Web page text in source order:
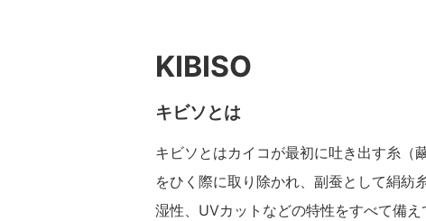
KIBISO
キビソとは
キビソとはカイコが最初に吐き出す糸（
をひく際に取り除かれ、副蚕として絹紡
湿性、UVカットなどの特性をすべて備